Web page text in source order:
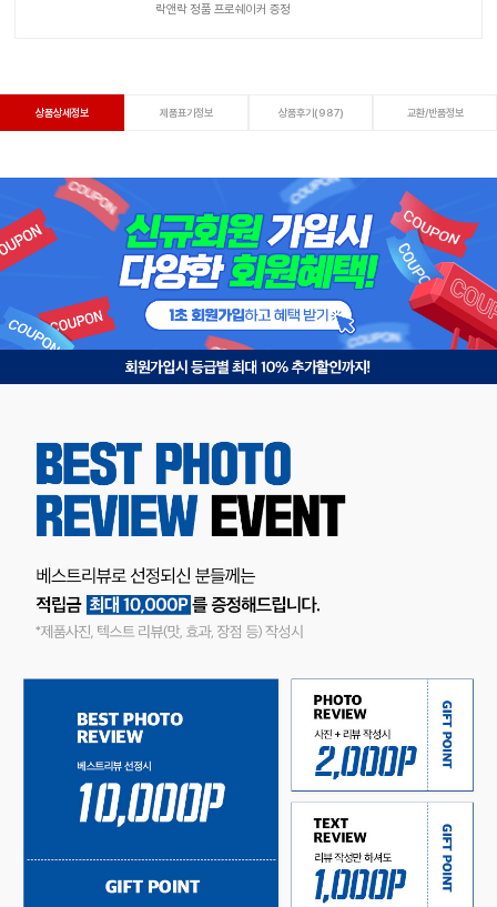
락앤락 정품 프로쉐이커 증정
상품상세정보 제품표기정보 상품후기(987) 교환/반품정보